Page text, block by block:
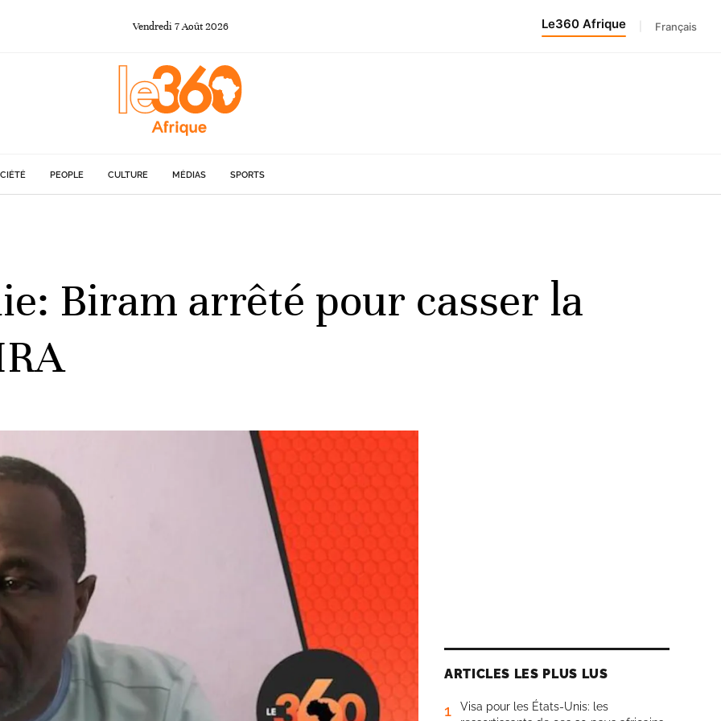
Vendredi 7Août 2026 Le360 Afrique Français
PEOPLE CULTURE MÉDIAS SPORTS
Biram arrêté pour casser la
ARTICLES LES PLUS LUS
1
Visa pour les États-Unis: les